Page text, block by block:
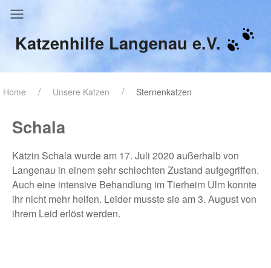
Katzenhilfe Langenau e.V.
Home Unsere Katzen Sternenkatzen
Schala
Kätzin Schala wurde am 17. Juli 2020 außerhalb von
Langenau in einem sehr schlechten Zustand aufgegriffen.
Auch eine intensive Behandlung im Tierheim Ulm konnte
ihr nicht mehr helfen. Leider musste sie am 3. August von
ihrem Leid erlöst werden.